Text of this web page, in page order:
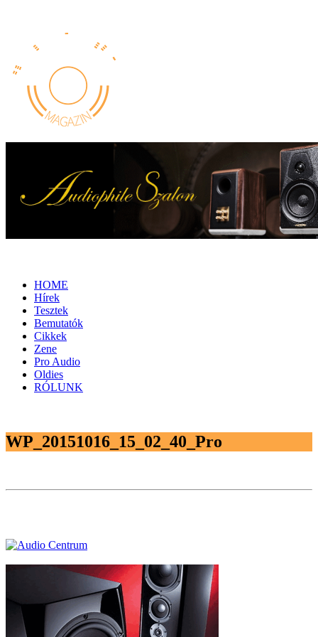
HOME
Hírek
Tesztek
Bemutatók
Cikkek
Zene
Pro Audio
Oldies
RÓLUNK
WP_20151016_15_02_40_Pro